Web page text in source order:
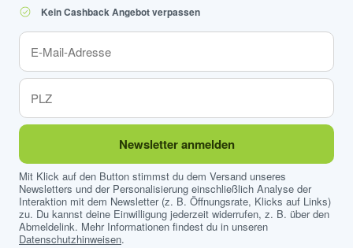
Kein Cashback Angebot verpassen
Newsletter anmelden
Mit Klick auf den Button stimmst du dem Versand unseres
Newsletters und der Personalisierung einschließlich Analyse der
Interaktion mit dem Newsletter (z. B. Öffnungsrate, Klicks auf Links)
zu. Du kannst deine Einwilligung jederzeit widerrufen, z. B. über den
Abmeldelink. Mehr Informationen findest du in unseren
Datenschutzhinweisen.